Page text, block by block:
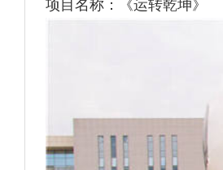
项目名称：《运转乾坤》